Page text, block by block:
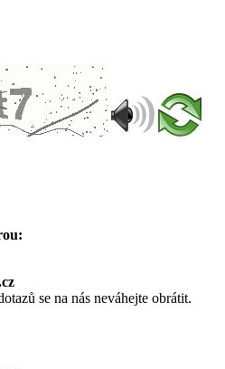
se na nás neváhejte obrátit.